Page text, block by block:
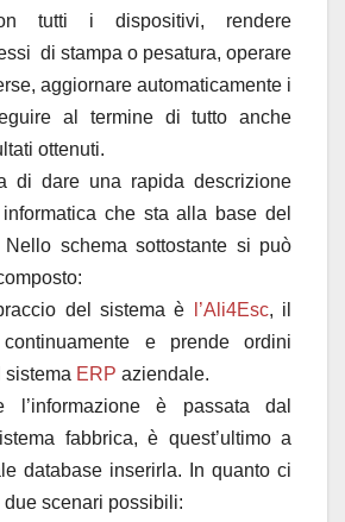
tutti i dispositivi, rendere
di stampa o pesatura, operare
aggiornare automaticamente i
al termine di tutto anche
ottenuti.
di dare una rapida descrizione
informatica che sta alla base del
Nello schema sottostante si può
del sistema è
l’Ali4Esc, il
e prende ordini
sistema ERP aziendale.
l’informazione è passata dal
fabbrica, è quest’ultimo a
database inserirla. In quanto ci
scenari possibili: